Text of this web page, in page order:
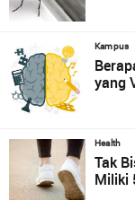
Kampus
yang
Health
Tak
Miliki